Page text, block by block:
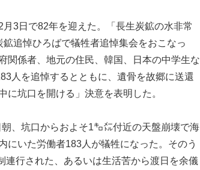
3日で82年を迎えた。「長生炭鉱の水非常
追悼ひろばで犠牲者追悼集会をおこなっ
関係者、地元の住民、韓国、日本の中学生な
人を追悼するとともに、遺骨を故郷に送還
坑口を開ける」決意を表明した。
、坑口からおよそ1㌔㍍付近の天盤崩壊で海
にいた労働者183人が犠牲になった。そのう
行された、あるいは生活苦から渡日を余儀